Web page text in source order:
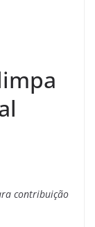
contribuição